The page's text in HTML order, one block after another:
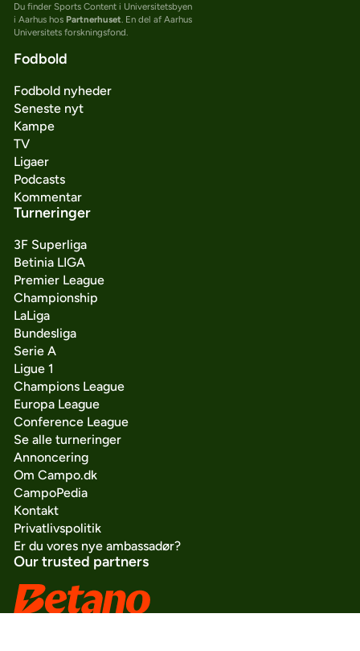
Du finder Sports Content i Universitetsbyen
i Aarhus hos Partnerhuset. En del af Aarhus
Universitets forskningsfond.
Fodbold
Fodbold nyheder
Seneste nyt
Kampe
TV
Ligaer
Podcasts
Kommentar
Turneringer
3F Superliga
Betinia LIGA
Premier League
Championship
LaLiga
Bundesliga
Serie A
Ligue 1
Champions League
Europa League
Conference League
Se alle turneringer
Annoncering
Om Campo.dk
CampoPedia
Kontakt
Privatlivspolitik
Er du vores nye ambassadør?
Our trusted partners